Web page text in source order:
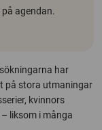
agendan.
har
på stora utmaningar
kvinnors
liksom i många